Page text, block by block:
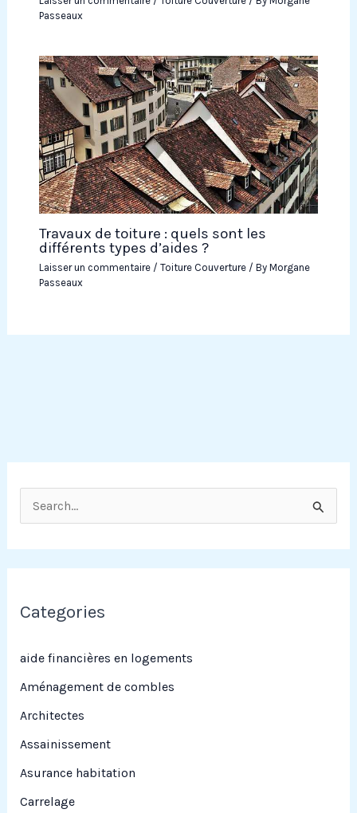
e
c
c
:
Categories
aide financières en logements
Aménagement de combles
Architectes
Assainissement
Asurance habitation
Carrelage
Passeaux
Travaux de toiture : quels sont les
différents types d’aides ?
Laisser un commentaire / Toiture Couverture/ By Morgane
Passeaux